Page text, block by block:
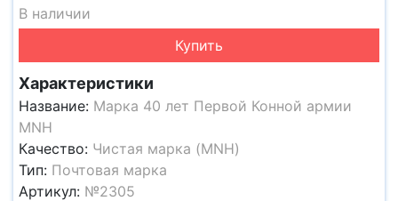
В наличии
Купить
Характеристики
Название: Марка 40 лет Первой Конной армии
MNH
Качество: Чистая марка (MNH)
Тип: Почтовая марка
Артикул: №2305